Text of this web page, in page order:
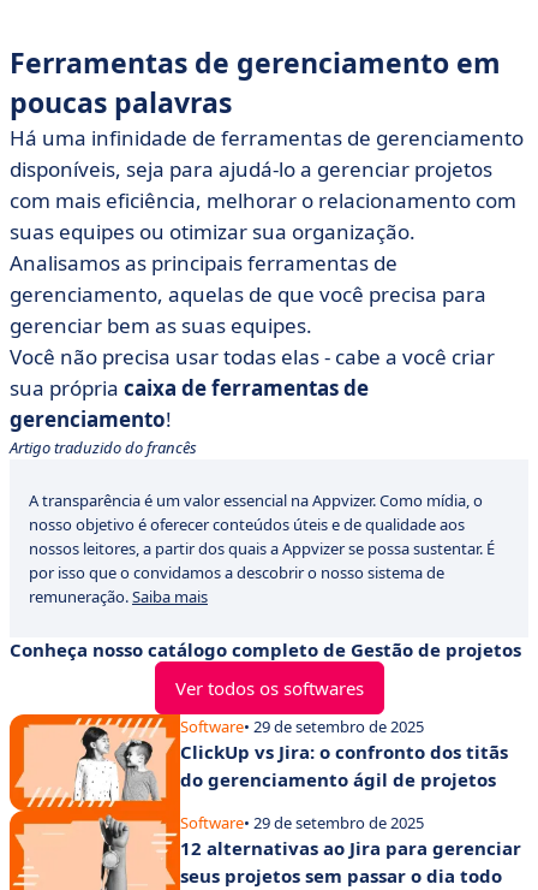
Ferramentas de gerenciamento em
poucas palavras
Há uma infinidade de ferramentas de gerenciamento
disponíveis, seja para ajudá-lo a gerenciar projetos
com mais eficiência, melhorar o relacionamento com
suas equipes ou otimizar sua organização.
Analisamos as principais ferramentas de
gerenciamento, aquelas de que você precisa para
gerenciar bem as suas equipes.
Você não precisa usar todas elas - cabe a você criar
sua própria caixa de ferramentas de
gerenciamento!
Artigo traduzido do francês
A transparência é um valor essencial na Appvizer. Como mídia, o
nosso objetivo é oferecer conteúdos úteis e de qualidade aos
nossos leitores, a partir dos quais a Appvizer se possa sustentar. É
por isso que o convidamos a descobrir o nosso sistema de
remuneração.Saiba mais
Conheça nosso catálogo completo de Gestão de projetos
Ver todos os softwares
Software• 29 de setembro de 2025
ClickUp vs Jira: o confronto dos titãs
do gerenciamento ágil de projetos
Software• 29 de setembro de 2025
12 alternativas ao Jira para gerenciar
seus projetos sem passar o dia todo